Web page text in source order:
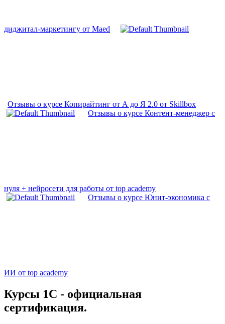
диджитал-маркетингу от Maed
Отзывы о курсе Копирайтинг от А до Я 2.0 от Skillbox
Отзывы о курсе Контент-менеджер с
нуля + нейросети для работы от top academy
Отзывы о курсе Юнит-экономика с
ИИ от top academy
Курсы 1С - официальная
сертификация.